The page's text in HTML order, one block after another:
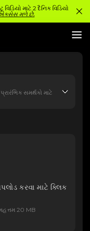
માટે 2 દૈનિક વિડિયો
એક્સેસ મળે છે.
સમર્થકો માટે
કરવા માટે ક્લિક
20 MB